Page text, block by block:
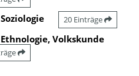
20 Einträge
Volkskunde